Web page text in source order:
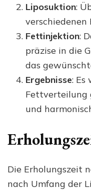
Liposuktion:
Fettinjektion:
präzise in die
das
Ergebnisse: Es
Fettverteilung
und
Die Erholungszeit
nach Umfang der